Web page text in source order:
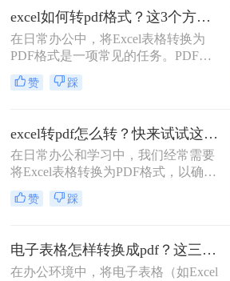
文将介绍三种Excel转换成PDF的方
法。
excel如何转pdf格式？这3个方法让你轻松转换！
在日常办公中，将Excel表格转换为
PDF格式是一项常见的任务。PDF格
式具有跨平台兼容性和不可编辑性，
非常适合分享和存档。那么excel如何
赞 踩
excel转pdf怎么转？快来试试这3种方法！
在日常办公和学习中，我们经常需要
将Excel表格转换为PDF格式，以确保
数据的稳定性和可读性。那么excel转
pdf怎么转呢？本文将介绍三种将
转换。
赞 踩
电子表格怎样转换成pdf？这三种方法尝试一下！
在办公环境中，将电子表格（如Excel